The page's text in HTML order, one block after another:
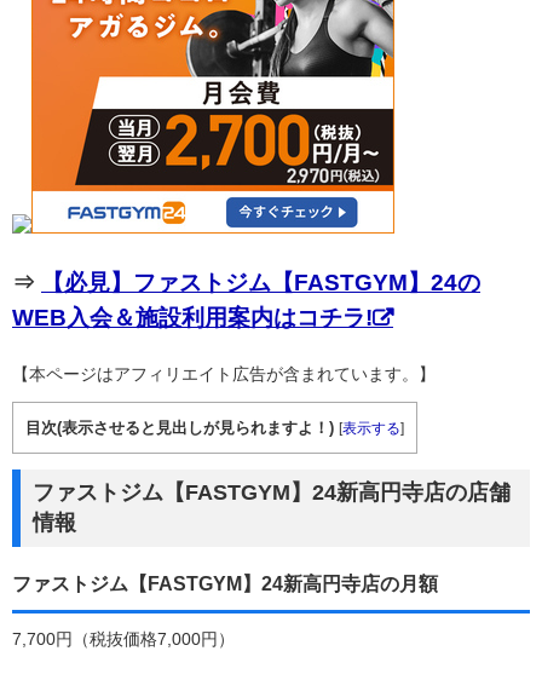
⇒
【必見】ファストジム【FASTGYM】24の
WEB入会＆施設利用案内はコチラ!
【本ページはアフィリエイト広告が含まれています。】
目次(表示させると見出しが見られますよ！) [表示する]
ファストジム【FASTGYM】24新高円寺店の店舗
情報
ファストジム【FASTGYM】24新高円寺店の月額
7,700円（税抜価格7,000円）